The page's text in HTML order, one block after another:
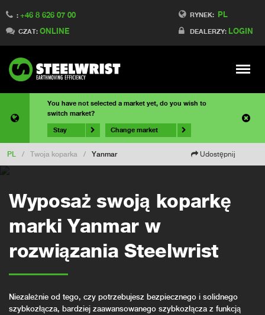
RYNEK: PL
DEALERZY: LOGIN
: +46 8 626 07 00
CZAT: ONLINE
Meny
You have not selected a market yet, do you wish to
switch market?
Stay Change market
PL / Twoja koparka / Yanmar Udostępnij
Wyposaż swoją koparkę
marki Yanmar w
rozwiązania Steelwrist
Niezależnie od tego, czy potrzebujesz bezpiecznego i solidnego
szybkozłącza, bardziej zaawansowanego szybkozłącza z funkcją